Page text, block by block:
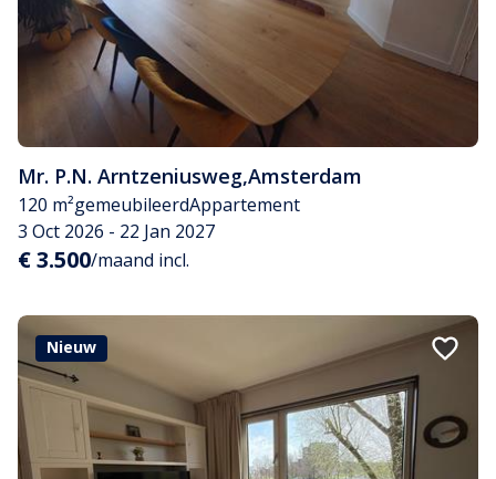
Mr. P.N. Arntzeniusweg,Amsterdam
120 m²gemeubileerdAppartement
3 Oct 2026 - 22 Jan 2027
€ 3.500/maand incl.
Nieuw